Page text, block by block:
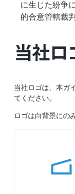
に生じた紛争
的合意管轄裁
当社ロ
当社ロゴは、本ガ
てください。
ロゴは白背景にの